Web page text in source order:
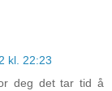
kl. 22:23
deg det tar tid å